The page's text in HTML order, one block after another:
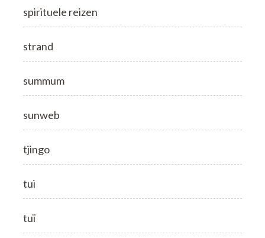
spirituele reizen
strand
summum
sunweb
tjingo
tui
tuï